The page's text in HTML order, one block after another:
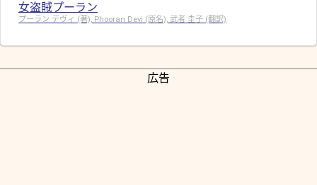
女盗賊プーラン
プーラン デヴィ (著), Phooran Devi (原名), 武者 圭子 (翻訳)
広告